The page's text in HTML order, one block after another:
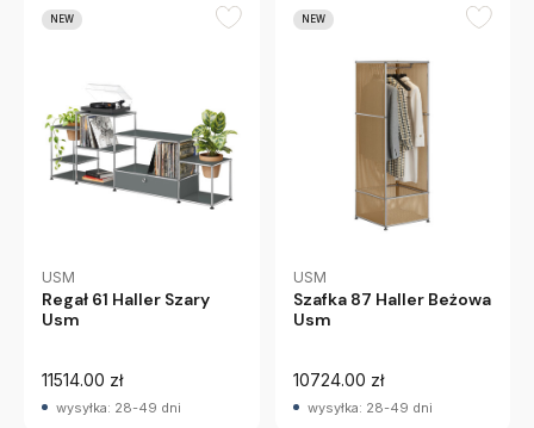
NEW
USM
Regał 61 Haller Szary
Usm
11514.00 zł
wysyłka: 28-49 dni
NEW
USM
Szafka 87 Haller Beżowa
Usm
10724.00 zł
wysyłka: 28-49 dni